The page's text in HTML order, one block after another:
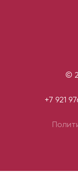
©
+7 921